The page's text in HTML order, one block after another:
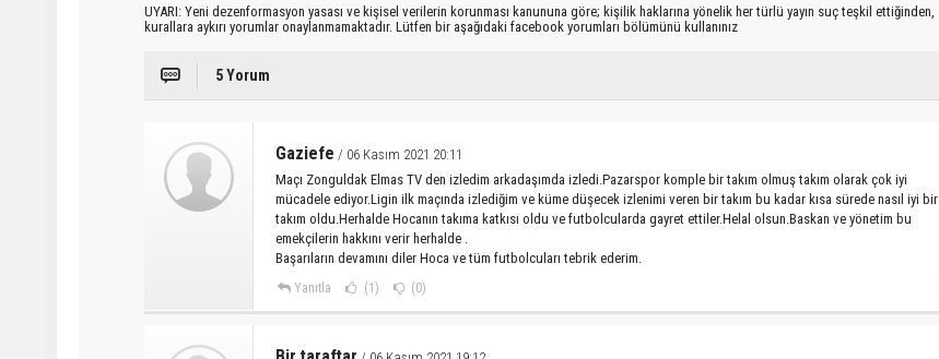
UYARI: Yeni dezenformasyon yasası ve kişisel verilerin korunması kanununa göre; kişilik haklarına yönelik her türlü yayın suç teşkil ettiğinden,
kurallara aykırı yorumlar onaylanmamaktadır. Lütfen bir aşağıdaki facebook yorumları bölümünü kullanınız
5 Yorum
Gaziefe / 06 Kasım 2021 20:11
Maçı Zonguldak Elmas TV den izledim arkadaşımda izledi.Pazarspor komple bir takım olmuş takım olarak çok iyi
mücadele ediyor.Ligin ilk maçında izlediğim ve küme düşecek izlenimi veren bir takım bu kadar kısa sürede nasıl iyi bir
takım oldu.Herhalde Hocanın takıma katkısı oldu ve futbolcularda gayret ettiler.Helal olsun.Baskan ve yönetim bu
emekçilerin hakkını verir herhalde .
Başarıların devamını diler Hoca ve tüm futbolcuları tebrik ederim.
Yanıtla (1) (0)